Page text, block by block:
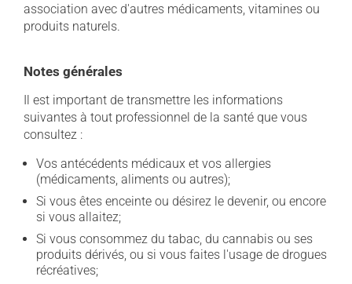
association avec d'autres médicaments, vitamines ou
produits naturels.
Notes générales
Il est important de transmettre les informations
suivantes à tout professionnel de la santé que vous
consultez :
Vos antécédents médicaux et vos allergies
(médicaments, aliments ou autres);
Si vous êtes enceinte ou désirez le devenir, ou encore
si vous allaitez;
Si vous consommez du tabac, du cannabis ou ses
produits dérivés, ou si vous faites l'usage de drogues
récréatives;